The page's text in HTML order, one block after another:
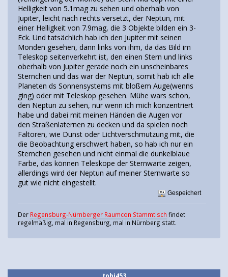
Helligkeit von 5.1mag zu sehen und oberhalb von
Jupiter, leicht nach rechts versetzt, der Neptun, mit
einer Helligkeit von 7.9mag, die 3 Objekte bilden ein 3-
Eck. Und tatsächlich hab ich den Jupiter mit seinen
Monden gesehen, dann links von ihm, da das Bild im
Teleskop seitenverkehrt ist, den einen Stern und links
oberhalb von Jupiter gerade noch ein unscheinbares
Sternchen und das war der Neptun, somit hab ich alle
Planeten ds Sonnensystems mit bloßem Auge(wenns
ging) oder mit Teleskop gesehen. Mühe wars schon,
den Neptun zu sehen, nur wenn ich mich konzentriert
habe und dabei mit meinen Händen die Augen vor
den Straßenlaternen zu decken und da spielen noch
Faltoren, wie Dunst oder Lichtverschmutzung mit, die
die Beobachtung erschwert haben, so hab ich nur ein
Sternchen gesehen und nicht einmal die dunkelblaue
Farbe, das können Teleskope der Sternwarte zeigen,
allerdings wird der Neptun auf meiner Sternwarte so
gut wie nicht eingestellt.
Gespeichert
Der Regensburg-Nürnberger Raumcon Stammtisch findet
regelmäßig, mal in Regensburg, mal in Nürnberg statt.